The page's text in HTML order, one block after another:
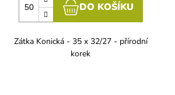
DO KOŠÍKU
Zátka Konická - 35 x 32/27 - přírodní
korek